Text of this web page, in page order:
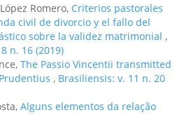
Romero, Criterios pastorales
civil de divorcio y el fallo del
sobre la validez matrimonial ,
n. 16 (2019)
The Passio Vincentii transmitted
, Brasiliensis: v. 11 n. 20
Alguns elementos da relação